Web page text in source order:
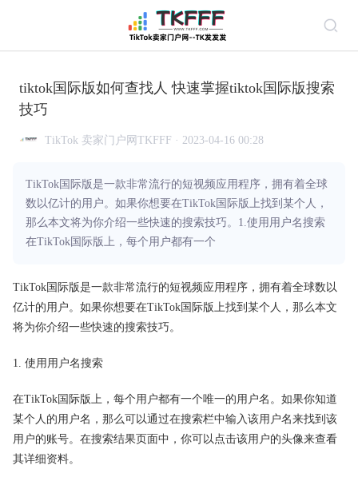
tiktok国际版如何查找人 快速掌握tiktok国际版搜索
技巧
TikTok 卖家门户网TKFFF · 2023-04-16 00:28
TikTok国际版是一款非常流行的短视频应用程序，拥有着全球
数以亿计的用户。如果你想要在TikTok国际版上找到某个人，
那么本文将为你介绍一些快速的搜索技巧。1.使用用户名搜索
在TikTok国际版上，每个用户都有一个
TikTok国际版是一款非常流行的短视频应用程序，拥有着全球数以
亿计的用户。如果你想要在TikTok国际版上找到某个人，那么本文
将为你介绍一些快速的搜索技巧。
1. 使用用户名搜索
在TikTok国际版上，每个用户都有一个唯一的用户名。如果你知道
某个人的用户名，那么可以通过在搜索栏中输入该用户名来找到该
用户的账号。在搜索结果页面中，你可以点击该用户的头像来查看
其详细资料。